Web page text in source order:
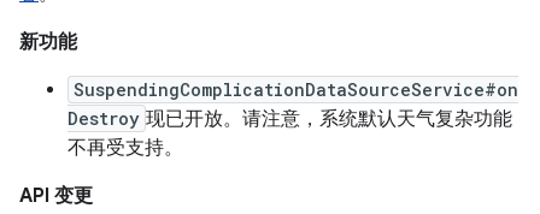
新功能
SuspendingComplicationDataSourceService#on
Destroy 现已开放。请注意，系统默认天气复杂功能
不再受支持。
API 变更